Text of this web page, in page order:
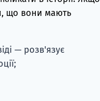
що вони мають
— розв'язує